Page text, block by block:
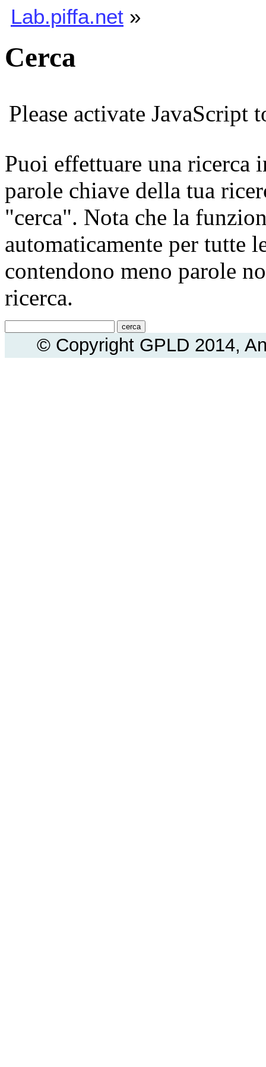
Lab.piffa.net »
Cerca
Please activate JavaScript
Puoi effettuare una ricerca
parole chiave della tua
"cerca". Nota che la
automaticamente per tutte
contendono meno parole
ricerca.
© Copyright GPLD 2014,